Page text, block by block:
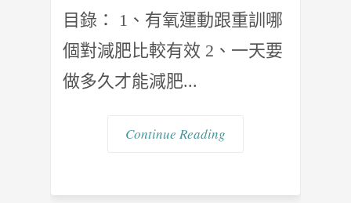
目錄： 1、有氧運動跟重訓哪
個對減肥比較有效 2、一天要
做多久才能減肥...
Continue Reading